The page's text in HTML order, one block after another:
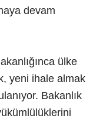
devam
ülke
yeni ihale almak
Bakanlık